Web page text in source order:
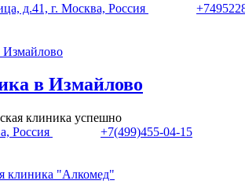
д.41, г. Москва, Россия
в Измайлово
клиника успешно
Россия
+7(499)455-04-15